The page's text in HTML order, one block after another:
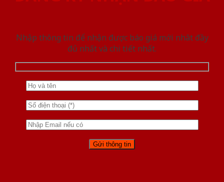
Nhập thông tin để nhận được báo giá mới nhât đầy
đủ nhất và chi tiết nhất.